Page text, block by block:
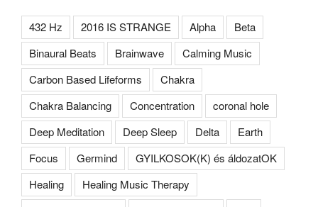
432 Hz 2016 IS STRANGE Alpha
Beta
Binaural Beats
Brainwave
Calming Music
Carbon Based Lifeforms
Chakra
Chakra Balancing
Concentration
coronal hole
Deep Meditation
Deep Sleep Delta
Earth
Focus
Germind
GYILKOSOK(K) és áldozatOK
Healing
Healing Music Therapy